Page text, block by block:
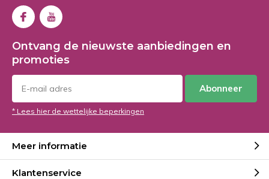
Ontvang de nieuwste aanbiedingen en
promoties
Abonneer
* Lees hier de wettelijke beperkingen
Meer informatie
Klantenservice